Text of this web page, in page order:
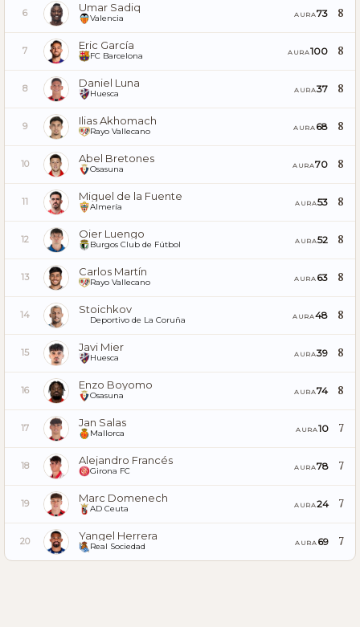
6 Umar Sadiq
Valencia AURA73 8
7 Eric García
FC Barcelona AURA100 8
8 Daniel Luna
Huesca AURA37 8
9 Ilias Akhomach
Rayo Vallecano AURA 68 8
10 Abel Bretones
Osasuna AURA70 8
11 Miguel de la Fuente
Almería AURA53 8
12 Oier Luengo
Burgos Club de Fútbol AURA52 8
13 Carlos Martín
Rayo Vallecano AURA 63 8
14 Stoichkov
Deportivo de La Coruña AURA48 8
15 Javi Mier
Huesca AURA39 8
16 Enzo Boyomo
Osasuna AURA74 8
17 Jan Salas
Mallorca AURA10 7
18 Alejandro Francés
Girona FC AURA78 7
19 Marc Domenech
AD Ceuta AURA24 7
20 Yangel Herrera
Real Sociedad AURA 69 7